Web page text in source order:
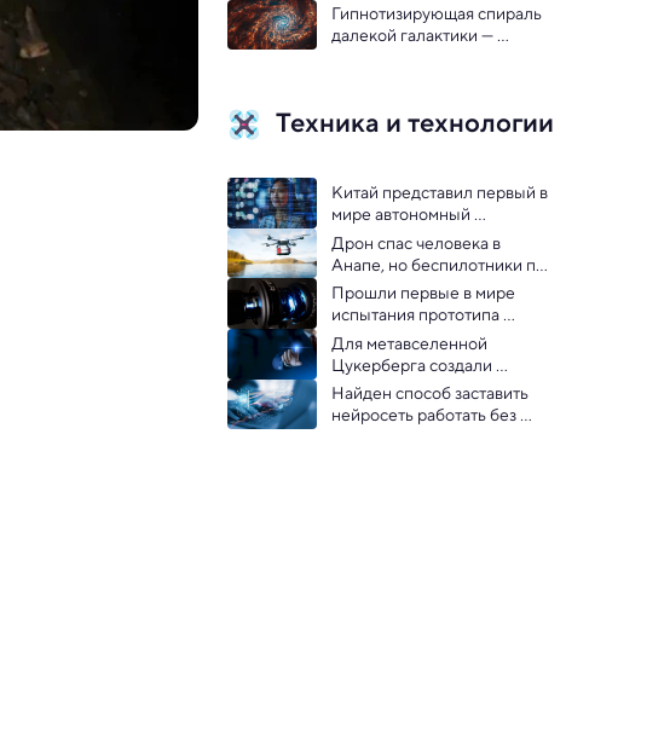
Гипнотизирующая спираль
далекой галактики —
Техника и технологии
Китай представил первый в
мире автономный
искусственный интеллект
Дрон спас человека в
Анапе, но беспилотники по-
прежнему используются в
России недостаточно
Прошли первые в мире
испытания прототипа
термоядерного
космического двигателя
Для метавселенной
Цукерберга создали
робокожу
Найден способ заставить
нейросеть работать без